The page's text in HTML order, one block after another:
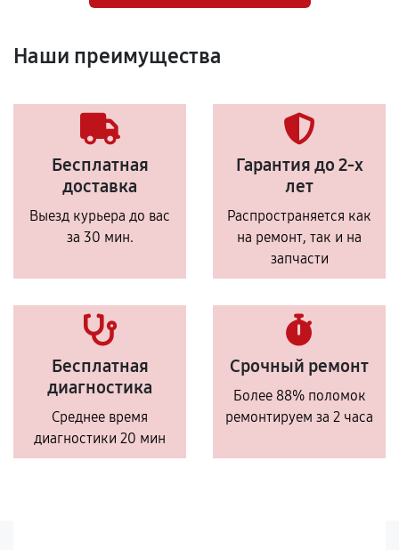
Наши преимущества
Бесплатная
доставка
Выезд курьера до вас
за 30 мин.
Гарантия до 2-х
лет
Распространяется как
на ремонт, так и на
запчасти
Бесплатная
диагностика
Среднее время
диагностики 20 мин
Срочный ремонт
Более 88% поломок
ремонтируем за 2 часа